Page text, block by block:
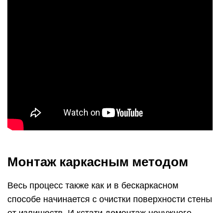
Монтаж каркасным методом
Весь процесс также как и в бескаркасном
способе начинается с очистки поверхности стены